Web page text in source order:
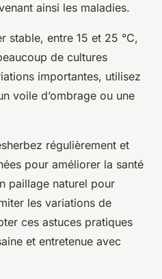
ainsi les maladies.
stable, entre 15 et 25 °C,
de cultures
importantes, utilisez
voile d’ombrage ou une
régulièrement et
pour améliorer la santé
paillage naturel pour
les variations de
ces astuces pratiques
et entretenue avec